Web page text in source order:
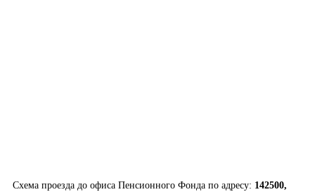
Схема проезда до офиса Пенсионного Фонда по адресу: 142500,